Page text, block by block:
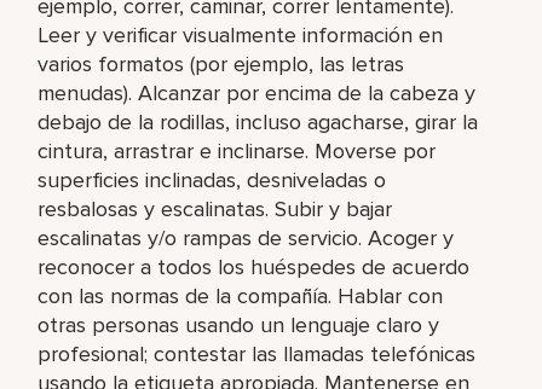
ejemplo, correr, caminar, correr lentamente).
Leer y verificar visualmente información en
varios formatos (por ejemplo, las letras
menudas). Alcanzar por encima de la cabeza y
debajo de la rodillas, incluso agacharse, girar la
cintura, arrastrar e inclinarse. Moverse por
superficies inclinadas, desniveladas o
resbalosas y escalinatas. Subir y bajar
escalinatas y/o rampas de servicio. Acoger y
reconocer a todos los huéspedes de acuerdo
con las normas de la compañía. Hablar con
otras personas usando un lenguaje claro y
profesional; contestar las llamadas telefónicas
usando la etiqueta apropiada. Mantenerse en